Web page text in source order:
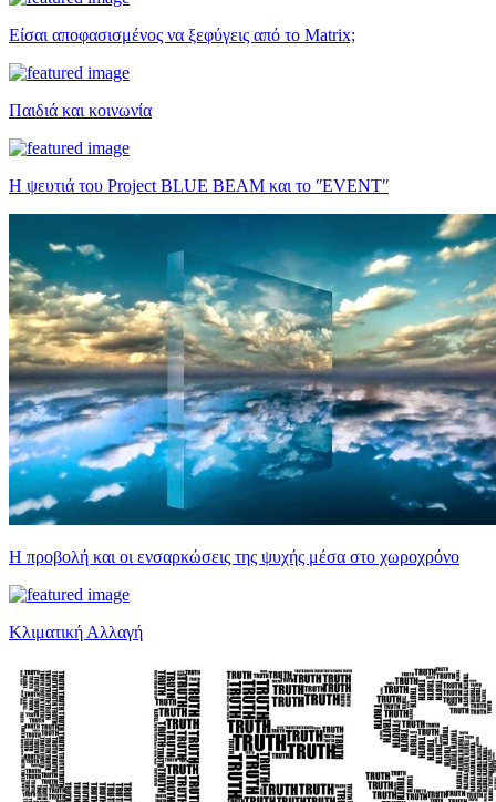
Είσαι αποφασισμένος να ξεφύγεις από το Matrix;
Παιδιά και κοινωνία
Η ψευτιά του Project BLUE BEAM και το ʺEVENTʺ
Η προβολή και οι ενσαρκώσεις της ψυχής μέσα στο χωροχρόνο
Κλιματική Αλλαγή